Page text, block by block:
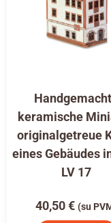
keramische
originalgetreue
eines Gebäudes
LV 17
40,50€ (su